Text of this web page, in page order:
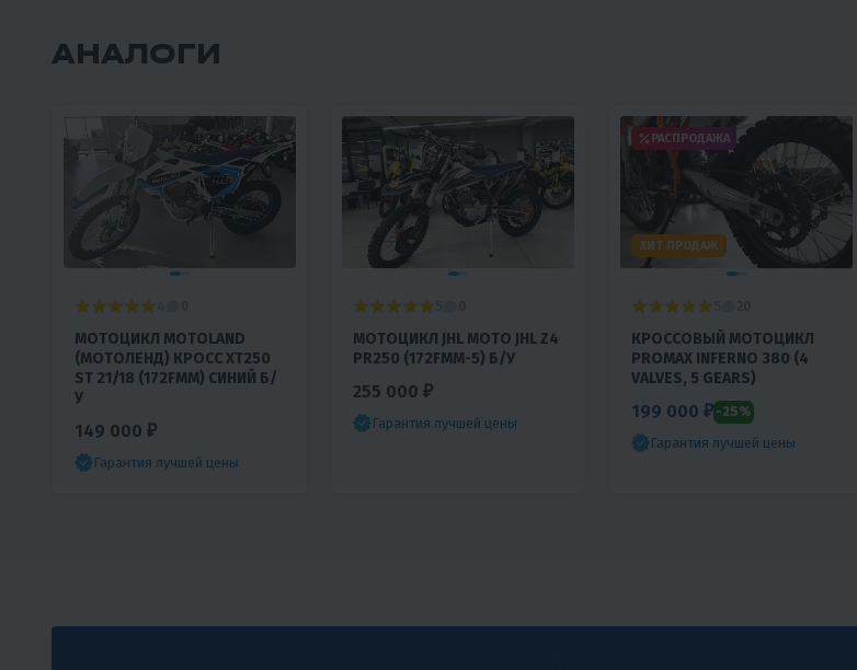
АНАЛОГИ
МОТОЦИКЛ MOTOLAND
(МОТОЛЕНД) КРОСС XT250
ST 21/18 (172FMM) СИНИЙ Б/
У
149 000 ₽
Гарантия лучшей цены
МОТОЦИКЛ JHL MOTO JHL Z4
PR250 (172FMM-5) Б/У
255 000 ₽
Гарантия лучшей цены
РАСПРОДАЖА
ХИТ ПРОДАЖ
КРОССОВЫЙ МОТОЦИКЛ
PROMAX INFERNO 380 (4
VALVES, 5 GEARS)
199 000 ₽ -25%
Гарантия лучшей цены